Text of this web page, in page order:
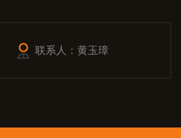
联系人：黄玉璋